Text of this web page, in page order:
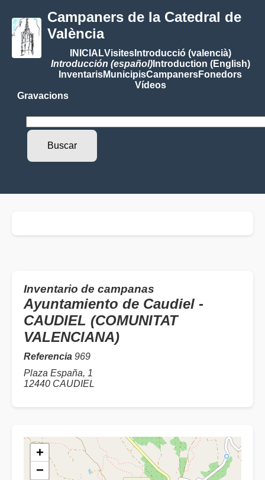
Campaners de la Catedral de
València
INICIALVisitesIntroducció (valencià)
Introducción (español)Introduction (English)
InventarisMunicipisCampanersFonedors
Vídeos
Gravacions
Inventario de campanas
Ayuntamiento de Caudiel -
CAUDIEL (COMUNITAT
VALENCIANA)
Referencia 969
Plaza España, 1
12440 CAUDIEL
+
−